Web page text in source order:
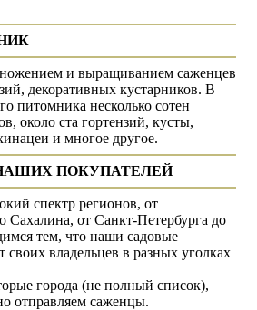
и выращиванием саженцев
декоративных кустарников. В
питомника несколько сотен
около ста гортензий, кусты,
и многое другое.
ПОКУПАТЕЛЕЙ
спектр регионов, от
Сахалина, от Санкт-Петербурга до
тем, что наши садовые
своих владельцев в разных уголках
города (не полный список),
отправляем саженцы.